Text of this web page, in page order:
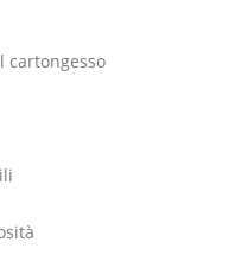
cartongesso